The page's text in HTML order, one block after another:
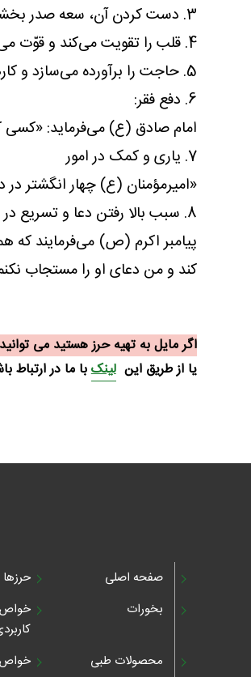
3. دست کردن آن، سعه صدر بخشیده و تحمّل در برابر مشکلات را زیاد می‌کند؛
4. قلب را تقویت می‌کند و قوّت می‌بخشد؛
5. حاجت را برآورده می‌سازد و کارها را آسان می‌کند.»
6. دفع فقر:
امام صادق (ع) می‌فرماید: «کسی
7. یاری و کمک در امور
«امیرمؤمنان (ع) چهار انگشتر
8. سبب بالا رفتن دعا و تسریع در اجابت آن
پیامبر اکرم (ص) می‌فرمایند که
کند و من دعای او را مستجاب
اگر مایل به تهیه حرز هستید می توانید اقدام به
یا از طریق اینلینکبا ما در ارتباط
صفحه اصلی
حرزها
بخورات
خواص
محصولات طبی